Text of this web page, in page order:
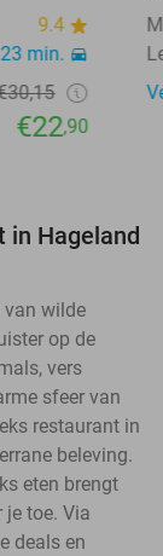
9.4
23 min.
€22,90
in Hageland
van wilde
op de
vers
sfeer van
restaurant in
beleving.
eten brengt
toe. Via
deals en